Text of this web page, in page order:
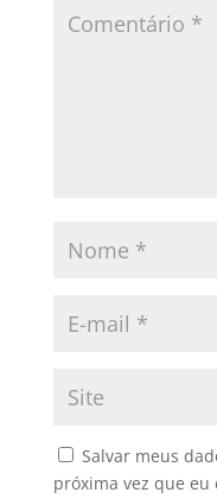
Salvar meus
próxima vez que eu